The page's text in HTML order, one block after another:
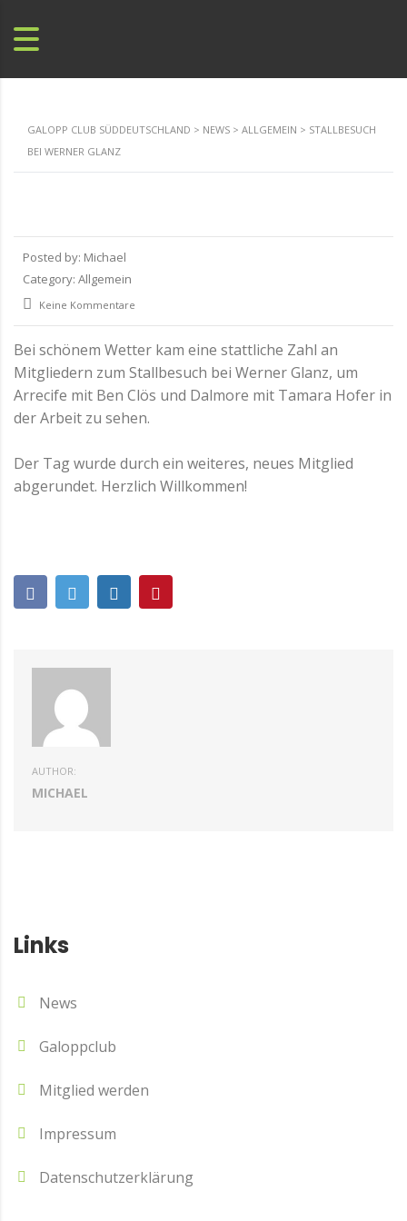
GALOPP CLUB SÜDDEUTSCHLAND > NEWS > ALLGEMEIN > STALLBESUCH
BEI WERNER GLANZ
Posted by: Michael
Category: Allgemein
Keine Kommentare
Bei schönem Wetter kam eine stattliche Zahl an
Mitgliedern zum Stallbesuch bei Werner Glanz, um
Arrecife mit Ben Clös und Dalmore mit Tamara Hofer in
der Arbeit zu sehen.
Der Tag wurde durch ein weiteres, neues Mitglied
abgerundet. Herzlich Willkommen!
AUTHOR:
MICHAEL
Links
News
Galoppclub
Mitglied werden
Impressum
Datenschutzerklärung